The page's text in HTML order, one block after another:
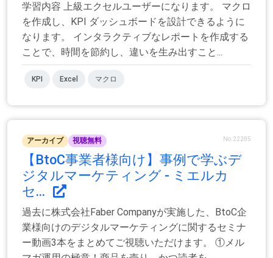
学習内容 上級エクセルユーザーになります。 マクロ
を作成し、KPI ダッシュボードを設計できるように
なります。 インタラクティブなレポートを作成する
ことで、時間を節約し、違いを生み出すこと...
KPI Excel マクロ
アーカイブ 視聴無料 No.22285
【BtoC事業者様向け】事例で学ぶデ
ジタルマーケティング - ミエルカ
セ...
過去に株式会社Faber Companyが実施した、BtoC企
業様向けのデジタルマーケティングに関するセミナ
ー動画3本をまとめてご視聴いただけます。 ①メル